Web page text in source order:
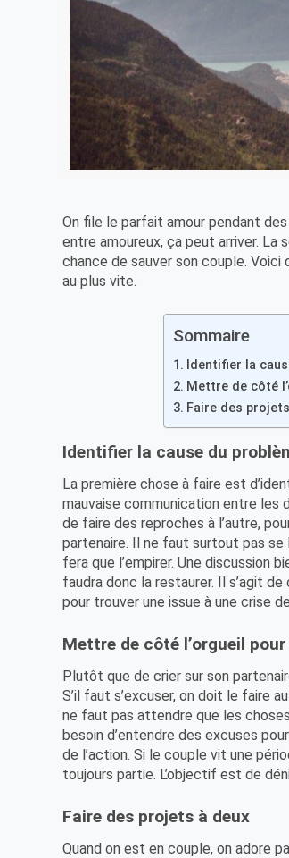
On file le parfait amour pendant
entre amoureux, ça peut arriver. La
chance de sauver son couple.
au plus vite.
Sommaire
Identifier la
Mettre de côté
Faire des
Identifier la cause du
La première chose à faire est
mauvaise communication entre les
de faire des reproches à l’autre,
partenaire. Il ne faut surtout pas se
fera que l’empirer. Une discussion
faudra donc la restaurer. Il s’agit
pour trouver une issue à une crise
Mettre de côté l’orgueil
Plutôt que de crier sur son
S’il faut s’excuser, on doit le faire
ne faut pas attendre que les
besoin d’entendre des excuses
de l’action. Si le couple vit une
toujours partie. L’objectif est de
Faire des projets à deux
Quand on est en couple, on adore